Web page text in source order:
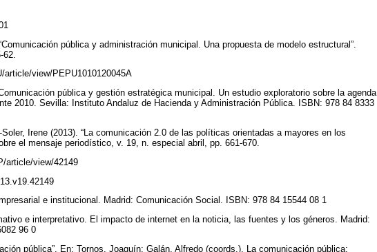
pública y administración municipal. Una propuesta de modelo estructural”.
view/PEPU1010120045A
pública y gestión estratégica municipal. Un estudio exploratorio sobre la agenda
2010. Sevilla: Instituto Andaluz de Hacienda y Administración Pública. ISBN: 978 84 8333
Irene (2013). “La comunicación 2.0 de las políticas orientadas a mayores en los
el mensaje periodístico, v. 19, n. especial abril, pp. 661-670.
article/view/42149
e institucional. Madrid: Comunicación Social. ISBN: 978 84 15544 08 1
e interpretativo. El impacto de internet en la noticia, las fuentes y los géneros. Madrid:
96 0
pública”. En: Tornos, Joaquín; Galán, Alfredo (coords.). La comunicación pública: